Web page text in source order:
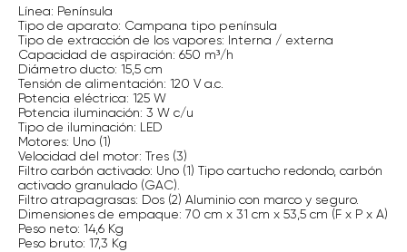
Línea: Península
Tipo de aparato: Campana tipo península
Tipo de extracción de los vapores: Interna / externa
Capacidad de aspiración: 650 m³/h
Diámetro ducto: 15,5 cm
Tensión de alimentación: 120 V a.c.
Potencia eléctrica: 125 W
Potencia iluminación: 3 W c/u
Tipo de iluminación: LED
Motores: Uno (1)
Velocidad del motor: Tres (3)
Filtro carbón activado: Uno (1) Tipo cartucho redondo, carbón
activado granulado (GAC).
Filtro atrapagrasas: Dos (2) Aluminio con marco y seguro.
Dimensiones de empaque: 70 cm x 31 cm x 53,5 cm (F x P x A)
Peso neto: 14,6 Kg
Peso bruto: 17,3 Kg